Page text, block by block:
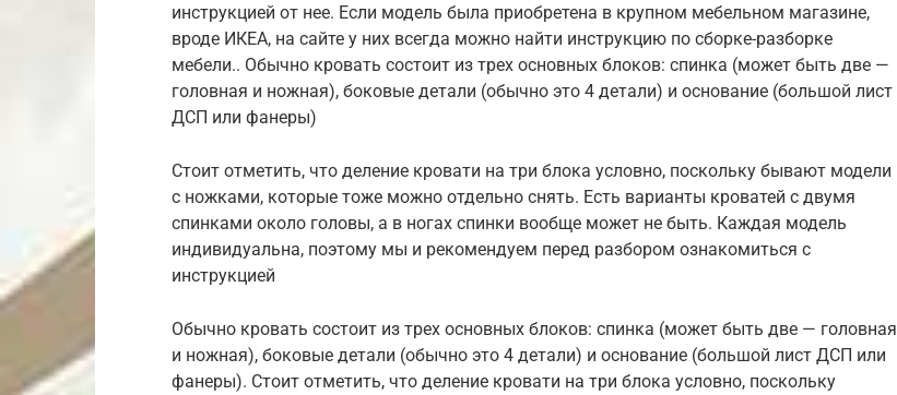
инструкцией от нее. Если модель была приобретена в крупном мебельном магазине,
вроде ИКЕА, на сайте у них всегда можно найти инструкцию по сборке-разборке
мебели.. Обычно кровать состоит из трех основных блоков: спинка (может быть две —
головная и ножная), боковые детали (обычно это 4 детали) и основание (большой лист
ДСП или фанеры)
Стоит отметить, что деление кровати на три блока условно, поскольку бывают модели
с ножками, которые тоже можно отдельно снять. Есть варианты кроватей с двумя
спинками около головы, а в ногах спинки вообще может не быть. Каждая модель
индивидуальна, поэтому мы и рекомендуем перед разбором ознакомиться с
инструкцией
Обычно кровать состоит из трех основных блоков: спинка (может быть две — головная
и ножная), боковые детали (обычно это 4 детали) и основание (большой лист ДСП или
фанеры). Стоит отметить, что деление кровати на три блока условно, поскольку